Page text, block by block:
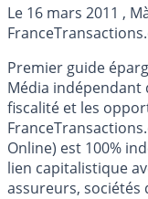
en laissant
déterminée (7 ans,
long terme attractif,
inconvénients du
Le 16 mars 2011 ,
France
Premier guide
Média indépendant
fiscalité et les
Online) est 100%
lien capitalistique
assureurs, sociétés